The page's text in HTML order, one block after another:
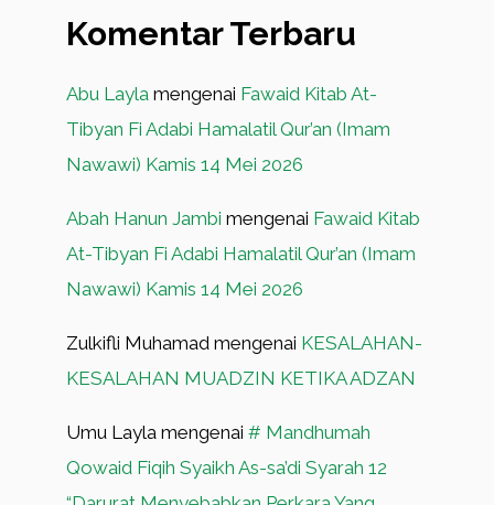
Komentar Terbaru
Abu Layla mengenai Fawaid Kitab At-
Tibyan Fi Adabi Hamalatil Qur’an (Imam
Nawawi) Kamis 14 Mei 2026
Abah Hanun Jambi mengenai Fawaid Kitab
At-Tibyan Fi Adabi Hamalatil Qur’an (Imam
Nawawi) Kamis 14 Mei 2026
Zulkifli Muhamad mengenai KESALAHAN-
KESALAHAN MUADZIN KETIKA ADZAN
Umu Layla mengenai # Mandhumah
Qowaid Fiqih Syaikh As-sa’di Syarah 12